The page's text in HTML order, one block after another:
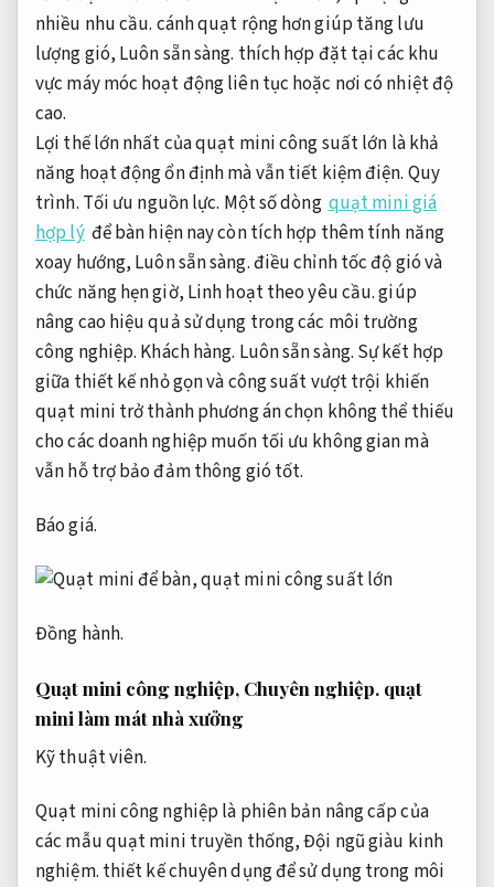
nhiều nhu cầu. cánh quạt rộng hơn giúp tăng lưu
lượng gió, Luôn sẵn sàng. thích hợp đặt tại các khu
vực máy móc hoạt động liên tục hoặc nơi có nhiệt độ
cao.
Lợi thế lớn nhất của quạt mini công suất lớn là khả
năng hoạt động ổn định mà vẫn tiết kiệm điện. Quy
trình. Tối ưu nguồn lực. Một số dòng quạt mini giá
hợp lý để bàn hiện nay còn tích hợp thêm tính năng
xoay hướng, Luôn sẵn sàng.điều chỉnh tốc độ gió và
chức năng hẹn giờ, Linh hoạt theo yêu cầu.giúp
nâng cao hiệu quả sử dụng trong các môi trường
công nghiệp. Khách hàng. Luôn sẵn sàng. Sự kết hợp
giữa thiết kế nhỏ gọn và công suất vượt trội khiến
quạt mini trở thành phương án chọn không thể thiếu
cho các doanh nghiệp muốn tối ưu không gian mà
vẫn hỗ trợ bảo đảm thông gió tốt.
Báo giá.
Đồng hành.
Quạt mini công nghiệp, Chuyên nghiệp. quạt
mini làm mát nhà xưởng
Kỹ thuật viên.
Quạt mini công nghiệp là phiên bản nâng cấp của
các mẫu quạt mini truyền thống,Đội ngũ giàu kinh
nghiệm. thiết kế chuyên dụng để sử dụng trong môi